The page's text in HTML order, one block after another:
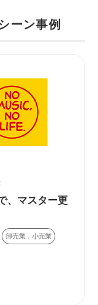
ーン事例
、マスター更
卸売業，小売業